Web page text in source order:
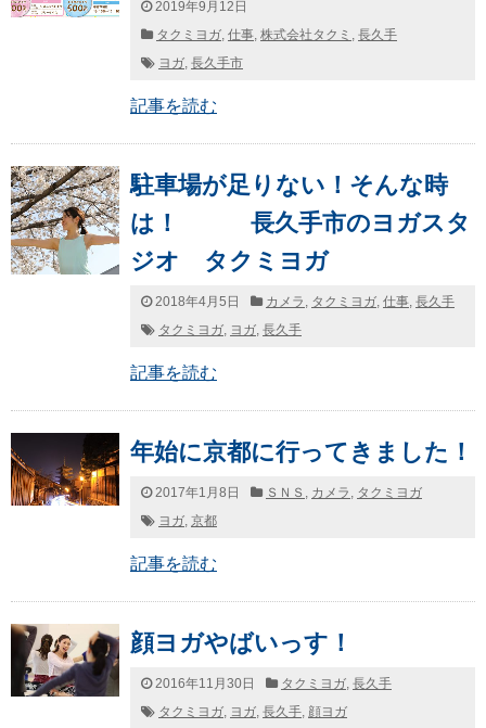
2019年9月12日
タクミヨガ, 仕事, 株式会社タクミ , 長久手
ヨガ, 長久手市
記事を読む
駐車場が足りない！そんな時
は！ 長久手市のヨガスタ
ジオ タクミヨガ
2018年4月5日 カメラ , タクミヨガ, 仕事, 長久手
タクミヨガ, ヨガ, 長久手
記事を読む
年始に京都に行ってきました！
2017年1月8日 ＳＮＳ , カメラ , タクミヨガ
ヨガ, 京都
記事を読む
顔ヨガやばいっす！
2016年11月30日 タクミヨガ, 長久手
タクミヨガ, ヨガ, 長久手, 顔ヨガ